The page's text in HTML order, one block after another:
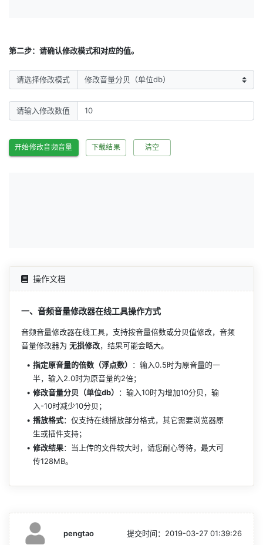
第二步：请确认修改模式和对应的值。
请选择修改模式
请输入修改数值
开始修改音频音量 下载结果 清空
操作文档
一、音频音量修改器在线工具操作方式
音频音量修改器在线工具，支持按音量倍数或分贝值修改，音频
音量修改器为 无损修改，结果可能会略大。
指定原音量的倍数（浮点数）
：输入0.5时为原音量的一
半，输入2.0时为原音量的2倍；
修改音量分贝（单位db）
：输入10时为增加10分贝，输
入-10时减少10分贝；
播放格式：仅支持在线播放部分格式，其它需要浏览器原
生或插件支持；
修改结果：当上传的文件较大时，请您耐心等待，最大可
传128MB。
pengtao 提交时间： 2019-03-27 01:39:26